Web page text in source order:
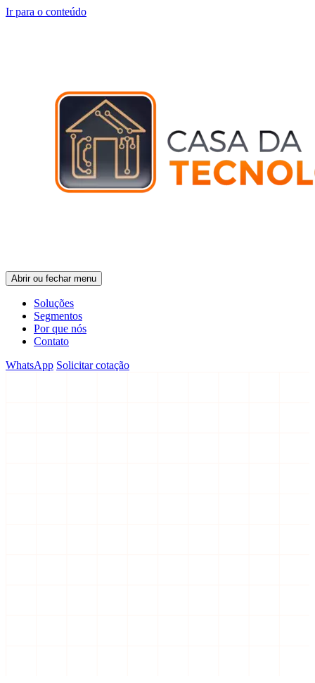
Ir para o conteúdo
Abrir ou fechar menu
Soluções
Segmentos
Por que nós
Contato
WhatsApp Solicitar cotação